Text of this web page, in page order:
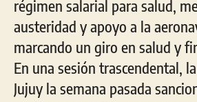
régimen salarial para salud,
austeridad y apoyo a la
marcando un giro en salud y
En una sesión trascendental,
Jujuy la semana pasada